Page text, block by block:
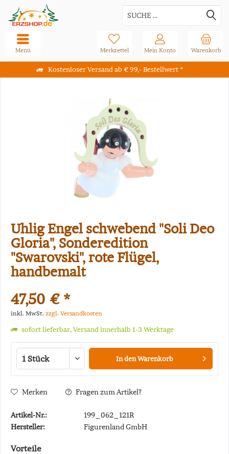
Kostenloser Versand ab € 99,- Bestellwert *
Warenkorb
Merkzettel Mein Konto
Menü
Uhlig Engel schwebend "Soli Deo
Gloria", Sonderedition
"Swarovski", rote Flügel,
handbemalt
47,50 € *
inkl. MwSt. zzgl. Versandkosten
sofort lieferbar, Versand innerhalb 1-3 Werktage
In denWarenkorb
Merken Fragen zum Artikel?
Artikel-Nr.:
199_062_121R
Hersteller:
Figurenland GmbH
Vorteile